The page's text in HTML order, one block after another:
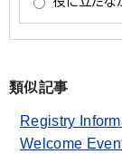
類似記事
Registry
Welcome